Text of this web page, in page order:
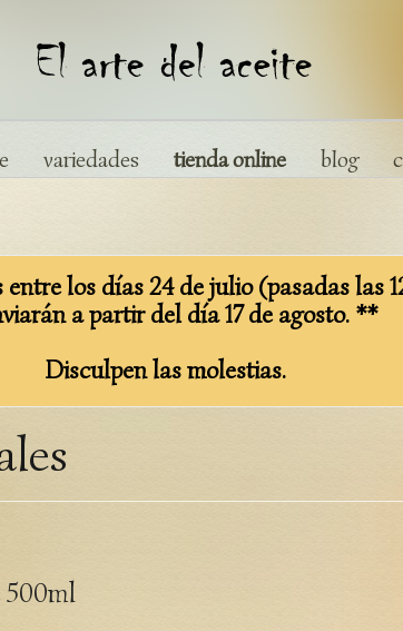
variedades tienda online blog
los días 24 de julio (pasadas las
a partir del día 17 de agosto. **
Disculpen las molestias.
500ml